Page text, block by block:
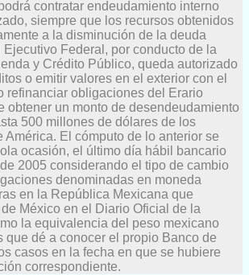
contratar endeudamiento interno
siempre que los recursos obtenidos
a la disminución de la deuda
Federal, por conducto de la
y Crédito Público, queda autorizado
o emitir valores en el exterior con el
refinanciar obligaciones del Erario
obtener un monto de desendeudamiento
500 millones de dólares de los
América. El cómputo de lo anterior se
ocasión, el último día hábil bancario
2005 considerando el tipo de cambio
denominadas en moneda
en la República Mexicana que
México en el Diario Oficial de la
la equivalencia del peso mexicano
que dé a conocer el propio Banco de
casos en la fecha en que se hubiere
correspondiente.